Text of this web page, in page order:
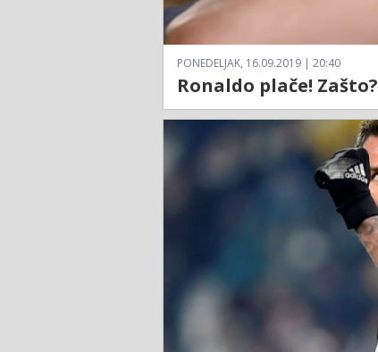
PONEDELJAK, 16.09.2019 | 20:40
Ronaldo plače! Zašto?